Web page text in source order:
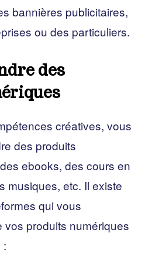
bannières publicitaires,
ou des particuliers.
des
créatives, vous
des produits
ebooks, des cours en
musiques, etc. Il existe
qui vous
vos produits numériques
: